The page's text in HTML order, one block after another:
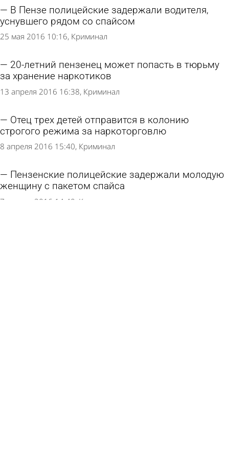
В Пензе полицейские задержали водителя,
уснувшего рядом со спайсом
25 мая 2016 10:16 Криминал
20-летний пензенец может попасть в тюрьму
за хранение наркотиков
13 апреля 2016 16:38 Криминал
Отец трех детей отправится в колонию
строгого режима за наркоторговлю
8 апреля 2016 15:40 Криминал
Пензенские полицейские задержали молодую
женщину с пакетом спайса
7 апреля 2016 14:40 Криминал